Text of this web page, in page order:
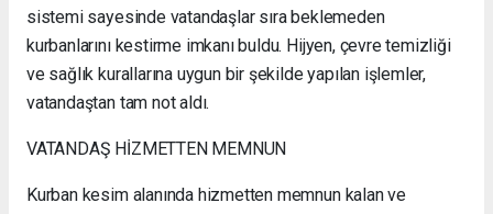
sistemi sayesinde vatandaşlar sıra beklemeden
kurbanlarını kestirme imkanı buldu. Hijyen, çevre temizliği
ve sağlık kurallarına uygun bir şekilde yapılan işlemler,
vatandaştan tam not aldı.
VATANDAŞ HİZMETTEN MEMNUN
Kurban kesim alanında hizmetten memnun kalan ve